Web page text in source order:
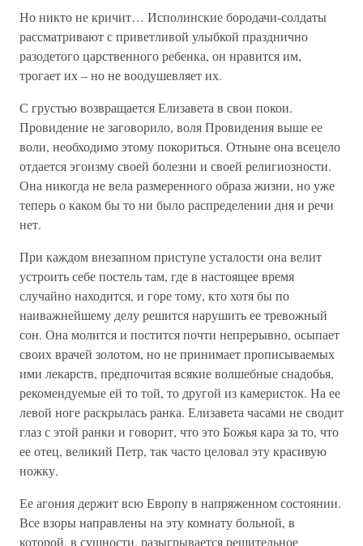
Но никто не кричит… Исполинские бородачи-солдаты
рассматривают с приветливой улыбкой празднично
разодетого царственного ребенка, он нравится им,
трогает их – но не воодушевляет их.
С грустью возвращается Елизавета в свои покои.
Провидение не заговорило, воля Провидения выше ее
воли, необходимо этому покориться. Отныне она всецело
отдается эгоизму своей болезни и своей религиозности.
Она никогда не вела размеренного образа жизни, но уже
теперь о каком бы то ни было распределении дня и речи
нет.
При каждом внезапном приступе усталости она велит
устроить себе постель там, где в настоящее время
случайно находится, и горе тому, кто хотя бы по
наиважнейшему делу решится нарушить ее тревожный
сон. Она молится и постится почти непрерывно, осыпает
своих врачей золотом, но не принимает прописываемых
ими лекарств, предпочитая всякие волшебные снадобья,
рекомендуемые ей то той, то другой из камеристок. На ее
левой ноге раскрылась ранка. Елизавета часами не сводит
глаз с этой ранки и говорит, что это Божья кара за то, что
ее отец, великий Петр, так часто целовал эту красивую
ножку.
Ее агония держит всю Европу в напряженном состоянии.
Все взоры направлены на эту комнату больной, в
которой, в сущности, разыгрывается решительное